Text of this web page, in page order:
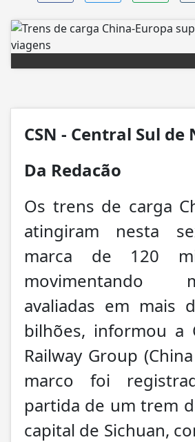
CSN - Central Sul de
Da Redacão
Os trens de carga
atingiram nesta
marca de 120
movimentando
avaliadas em mais
bilhões, informou a
Railway Group
marco foi
partida de um trem
capital de Sichuan,